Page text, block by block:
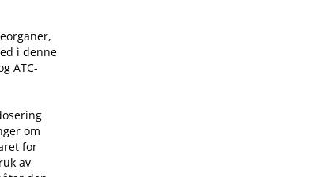
i denne
ATC-
om
for
av